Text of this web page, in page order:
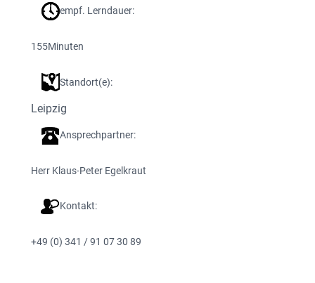
empf. Lerndauer:
155Minuten
Standort(e):
Leipzig
Ansprechpartner:
Herr Klaus-Peter Egelkraut
Kontakt:
+49 (0) 341 / 91 07 30 89